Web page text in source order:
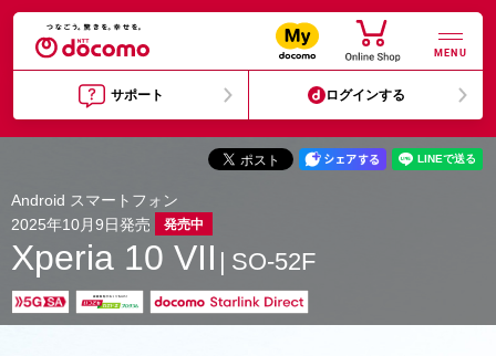
MENU
サポート ログインする
Android スマートフォン
2025年10月9日発売
発売中
Xperia 10 VII SO-52F